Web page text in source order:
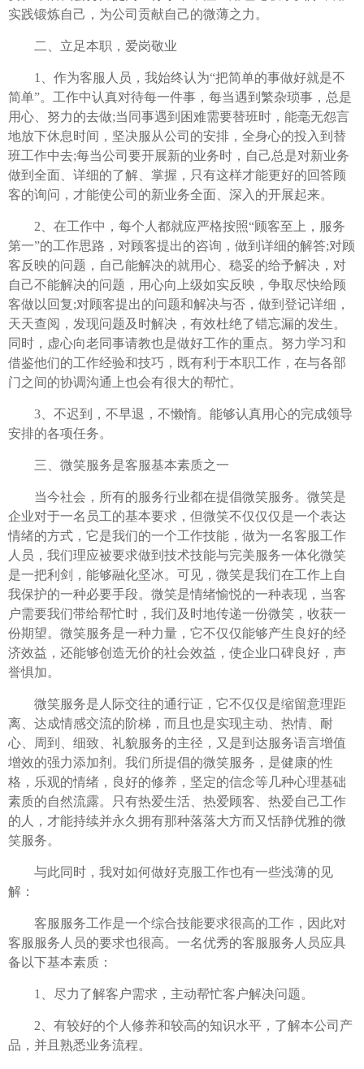
实践锻炼自己，为公司贡献自己的微薄之力。
二、立足本职，爱岗敬业
1、作为客服人员，我始终认为“把简单的事做好就是不
简单”。工作中认真对待每一件事，每当遇到繁杂琐事，总是
用心、努力的去做;当同事遇到困难需要替班时，能毫无怨言
地放下休息时间，坚决服从公司的安排，全身心的投入到替
班工作中去;每当公司要开展新的业务时，自己总是对新业务
做到全面、详细的了解、掌握，只有这样才能更好的回答顾
客的询问，才能使公司的新业务全面、深入的开展起来。
2、在工作中，每个人都就应严格按照“顾客至上，服务
第一”的工作思路，对顾客提出的咨询，做到详细的解答;对顾
客反映的问题，自己能解决的就用心、稳妥的给予解决，对
自己不能解决的问题，用心向上级如实反映，争取尽快给顾
客做以回复;对顾客提出的问题和解决与否，做到登记详细，
天天查阅，发现问题及时解决，有效杜绝了错忘漏的发生。
同时，虚心向老同事请教也是做好工作的重点。努力学习和
借鉴他们的工作经验和技巧，既有利于本职工作，在与各部
门之间的协调沟通上也会有很大的帮忙。
3、不迟到，不早退，不懒惰。能够认真用心的完成领导
安排的各项任务。
三、微笑服务是客服基本素质之一
当今社会，所有的服务行业都在提倡微笑服务。微笑是
企业对于一名员工的基本要求，但微笑不仅仅仅是一个表达
情绪的方式，它是我们的一个工作技能，做为一名客服工作
人员，我们理应被要求做到技术技能与完美服务一体化微笑
是一把利剑，能够融化坚冰。可见，微笑是我们在工作上自
我保护的一种必要手段。微笑是情绪愉悦的一种表现，当客
户需要我们带给帮忙时，我们及时地传递一份微笑，收获一
份期望。微笑服务是一种力量，它不仅仅能够产生良好的经
济效益，还能够创造无价的社会效益，使企业口碑良好，声
誉惧加。
微笑服务是人际交往的通行证，它不仅仅是缩留意理距
离、达成情感交流的阶梯，而且也是实现主动、热情、耐
心、周到、细致、礼貌服务的主径，又是到达服务语言增值
增效的强力添加剂。我们所提倡的微笑服务，是健康的性
格，乐观的情绪，良好的修养，坚定的信念等几种心理基础
素质的自然流露。只有热爱生活、热爱顾客、热爱自己工作
的人，才能持续并永久拥有那种落落大方而又恬静优雅的微
笑服务。
与此同时，我对如何做好克服工作也有一些浅薄的见
解：
客服服务工作是一个综合技能要求很高的工作，因此对
客服服务人员的要求也很高。一名优秀的客服服务人员应具
备以下基本素质：
1、尽力了解客户需求，主动帮忙客户解决问题。
2、有较好的个人修养和较高的知识水平，了解本公司产
品，并且熟悉业务流程。